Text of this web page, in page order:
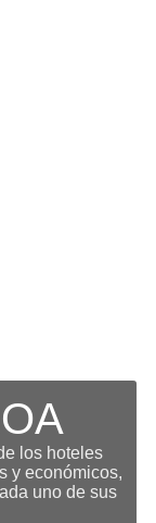
los hoteles
y económicos,
uno de sus